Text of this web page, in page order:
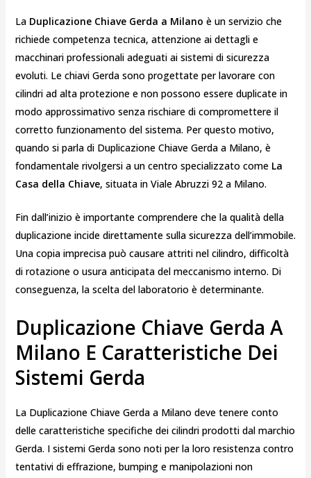
La Duplicazione Chiave Gerda a Milano è un servizio che
richiede competenza tecnica, attenzione ai dettagli e
macchinari professionali adeguati ai sistemi di sicurezza
evoluti. Le chiavi Gerda sono progettate per lavorare con
cilindri ad alta protezione e non possono essere duplicate in
modo approssimativo senza rischiare di compromettere il
corretto funzionamento del sistema. Per questo motivo,
quando si parla di Duplicazione Chiave Gerda a Milano, è
fondamentale rivolgersi a un centro specializzato come La
Casa della Chiave, situata in Viale Abruzzi 92 a Milano.
Fin dall’inizio è importante comprendere che la qualità della
duplicazione incide direttamente sulla sicurezza dell’immobile.
Una copia imprecisa può causare attriti nel cilindro, difficoltà
di rotazione o usura anticipata del meccanismo interno. Di
conseguenza, la scelta del laboratorio è determinante.
Duplicazione Chiave Gerda A
Milano E Caratteristiche Dei
Sistemi Gerda
La Duplicazione Chiave Gerda a Milano deve tenere conto
delle caratteristiche specifiche dei cilindri prodotti dal marchio
Gerda. I sistemi Gerda sono noti per la loro resistenza contro
tentativi di effrazione, bumping e manipolazioni non